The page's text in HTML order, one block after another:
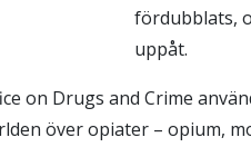
fördubblats,
uppåt.
on Drugs and Crime
över opiater – opium,